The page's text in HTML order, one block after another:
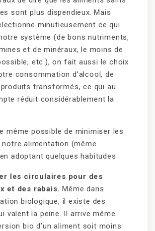
sont plus dispendieux. Mais
minutieusement ce qui
système (de bons nutriments,
et de minéraux, le moins de
etc.), on fait aussi le choix
consommation d’alcool, de
transformés, ce qui au
réduit considérablement la
même possible de minimiser les
alimentation (même
adoptant quelques habitudes :
les circulaires pour des
et des rabais. Même dans
biologique, il existe des
valent la peine. Il arrive même
bio d’un aliment soit moins